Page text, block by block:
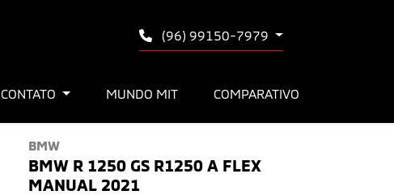
(96) 99150-7979
CONTATO MUNDO MIT COMPARATIVO
BMW
BMW R 1250 GS R1250 A FLEX
MANUAL 2021